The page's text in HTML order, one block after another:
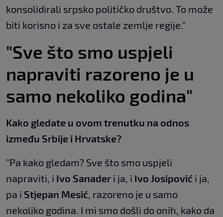
konsolidirali srpsko političko društvo. To može
biti korisno i za sve ostale zemlje regije."
"Sve što smo uspjeli
napraviti razoreno je u
samo nekoliko godina"
Kako gledate u ovom trenutku na odnos
između Srbije i Hrvatske?
"Pa kako gledam? Sve što smo uspjeli
napraviti, i Ivo Sanader i ja, i Ivo Josipović i ja,
pa i Stjepan Mesić, razoreno je u samo
nekoliko godina. I mi smo došli do onih, kako da